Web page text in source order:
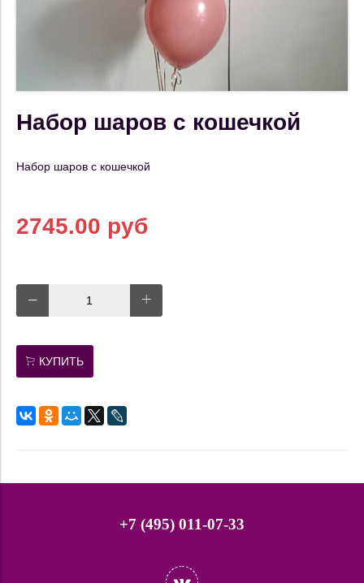
Набор шаров с кошечкой
Набор шаров с кошечкой
2745.00 руб
КУПИТЬ
+7 (495) 011-07-33